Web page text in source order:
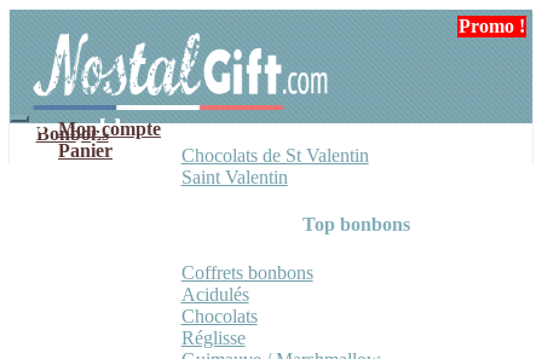
navigation
contenu
Mon compte
Panier
Bonbons
Chocolats de St Valentin
Saint Valentin
Top bonbons
Coffrets bonbons
Acidulés
Chocolats
Réglisse
Promo !